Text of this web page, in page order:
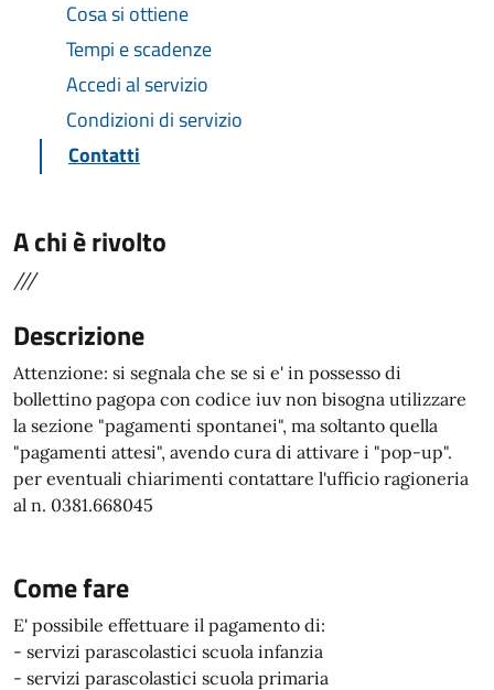
Cosa si ottiene
Tempi e scadenze
Accedi al servizio
Condizioni di servizio
Contatti
A chi è rivolto
///
Descrizione
Attenzione: si segnala che se si e' in possesso di
bollettino pagopa con codice iuv non bisogna utilizzare
la sezione "pagamenti spontanei", ma soltanto quella
"pagamenti attesi", avendo cura di attivare i "pop-up".
per eventuali chiarimenti contattare l'ufficio ragioneria
al n. 0381.668045
Come fare
E' possibile effettuare il pagamento di:
- servizi parascolastici scuola infanzia
- servizi parascolastici scuola primaria